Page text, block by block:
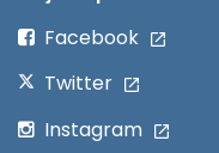
Facebook
Twitter
Instagram